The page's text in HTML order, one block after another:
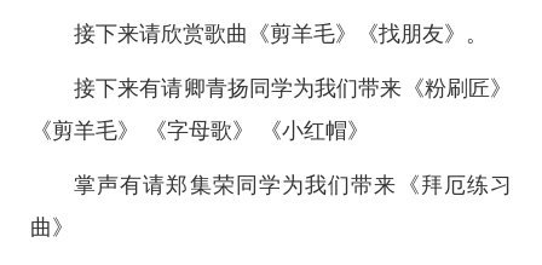
接下来请欣赏歌曲《剪羊毛》《找朋友》。
接下来有请卿青扬同学为我们带来《粉刷匠》
《剪羊毛》 《字母歌》 《小红帽》
掌声有请郑集荣同学为我们带来《拜厄练习
曲》